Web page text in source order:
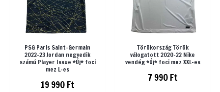
PSG Paris Saint-Germain
2022-23 Jordan negyedik
számú Player Issue *Új* foci
mez L-es
19 990Ft
Törökország Török
válogatott 2020-22 Nike
vendég *Új* foci mez XXL-es
7 990Ft